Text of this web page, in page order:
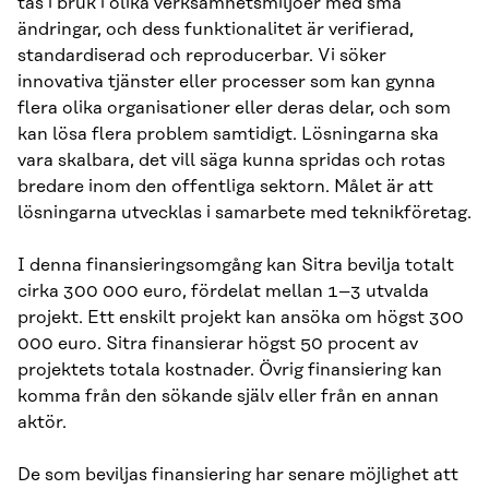
ändringar, och dess funktionalitet är verifierad,
standardiserad och reproducerbar. Vi söker
innovativa tjänster eller processer som kan gynna
flera olika organisationer eller deras delar, och som
kan lösa flera problem samtidigt. Lösningarna ska
vara skalbara, det vill säga kunna spridas och rotas
bredare inom den offentliga sektorn. Målet är att
lösningarna utvecklas i samarbete med teknikföretag.
I denna finansieringsomgång kan Sitra bevilja totalt
cirka 300 000 euro, fördelat mellan 1–3 utvalda
projekt. Ett enskilt projekt kan ansöka om högst 300
000 euro. Sitra finansierar högst 50 procent av
projektets totala kostnader. Övrig finansiering kan
komma från den sökande själv eller från en annan
aktör.
De som beviljas finansiering har senare möjlighet att